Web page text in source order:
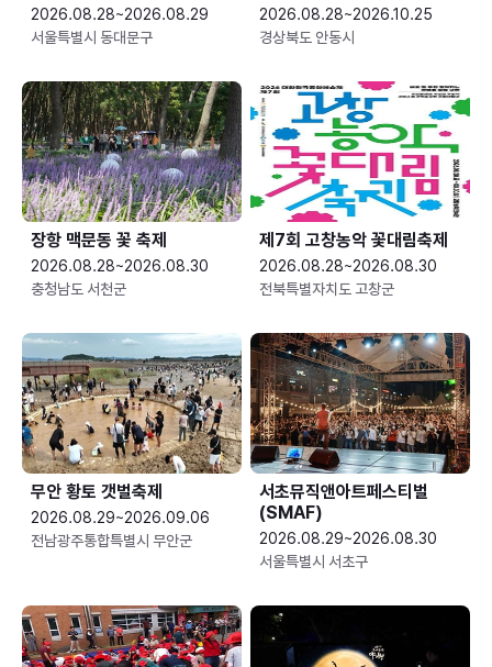
2026.08.28~2026.08.29
서울특별시 동대문구
2026.08.28~2026.10.25
경상북도 안동시
장항 맥문동 꽃 축제
2026.08.28~2026.08.30
충청남도 서천군
제7회 고창농악 꽃대림축제
2026.08.28~2026.08.30
전북특별자치도 고창군
무안 황토 갯벌축제
2026.08.29~2026.09.06
전남광주통합특별시 무안군
서초뮤직앤아트페스티벌
(SMAF)
2026.08.29~2026.08.30
서울특별시 서초구